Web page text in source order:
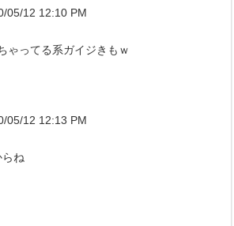
05/12 12:10 PM
ゃってる系ガイジきもｗ
05/12 12:13 PM
らね